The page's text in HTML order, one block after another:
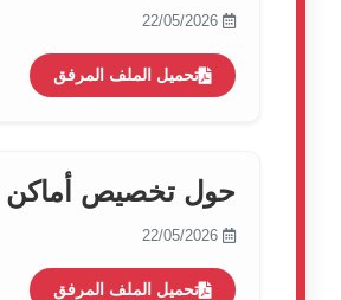
تحميل الملف المرفق
حول تخصيص أماكن
تحميل الملف المرفق